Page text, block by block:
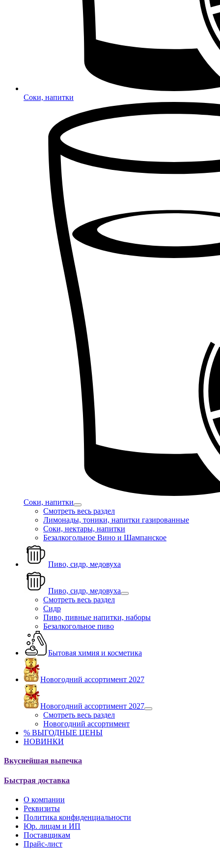
Соки, напитки
Соки, напитки
Смотреть весь раздел
Лимонады, тоники, напитки газированные
Соки, нектары, напитки
Безалкогольное Вино и Шампанское
Пиво, сидр, медовуха
Пиво, сидр, медовуха
Смотреть весь раздел
Сидр
Пиво, пивные напитки, наборы
Безалкогольное пиво
Бытовая химия и косметика
Новогодний ассортимент 2027
Новогодний ассортимент 2027
Смотреть весь раздел
Новогодний ассортимент
% ВЫГОДНЫЕ ЦЕНЫ
НОВИНКИ
Вкуснейшая выпечка
Быстрая доставка
О компании
Реквизиты
Политика конфиденциальности
Юр. лицам и ИП
Поставщикам
Прайс-лист